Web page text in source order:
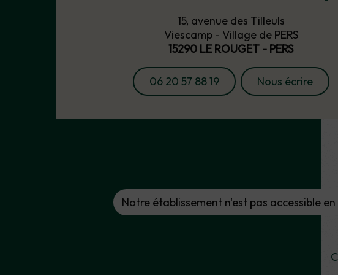
15, avenue des Tilleuls
Viescamp - Village de PERS
15290 LE ROUGET - PERS
06 20 57 88 19 Nous écrire
Notre établissement n'est pas accessible